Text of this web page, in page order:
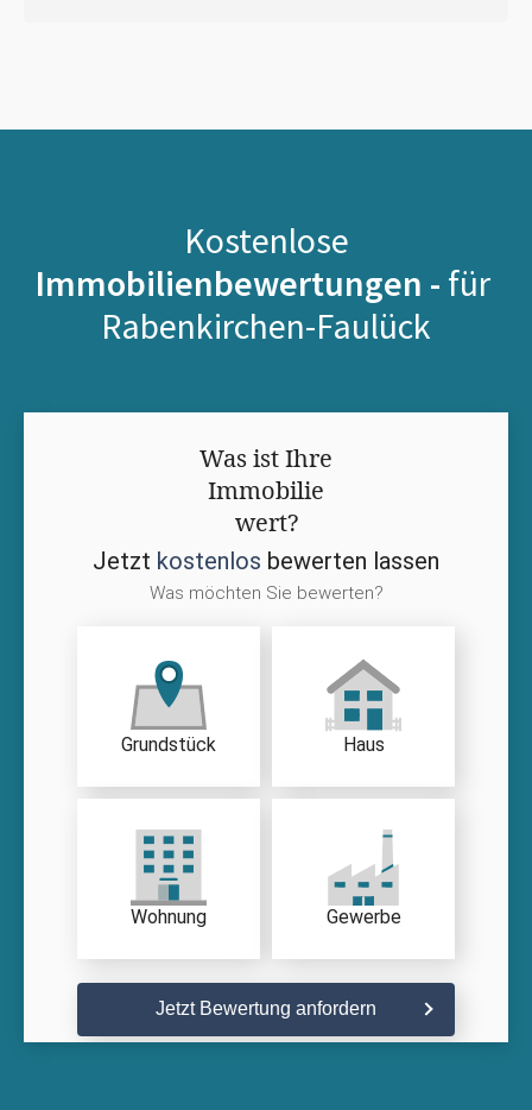
Kostenlose
Immobilienbewertungen - für
Rabenkirchen-Faulück
Was ist Ihre
Immobilie
wert?
Jetzt kostenlos bewerten lassen
Was möchten Sie bewerten?
Grundstück Haus
Wohnung Gewerbe
Jetzt Bewertung anfordern